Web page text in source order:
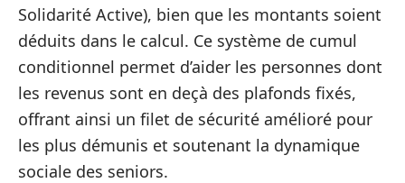
Solidarité Active), bien que les montants soient
déduits dans le calcul. Ce système de cumul
conditionnel permet d’aider les personnes dont
les revenus sont en deçà des plafonds fixés,
offrant ainsi un filet de sécurité amélioré pour
les plus démunis et soutenant la dynamique
sociale des seniors.